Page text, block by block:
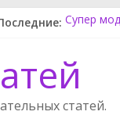
Супер
Как
Сузуки
статей.